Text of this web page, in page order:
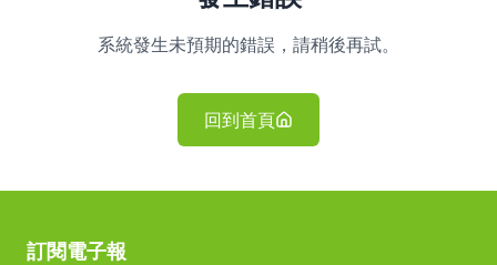
系統發生未預期的錯誤，請稍後再試。
回到首頁
訂閱電子報